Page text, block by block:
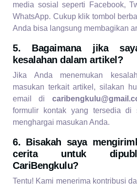
media sosial seperti Facebook,
WhatsApp. Cukup klik tombol
Anda bisa langsung membagikan
5. Bagaimana jika
kesalahan dalam artikel?
Jika Anda menemukan
masukan terkait artikel, silakan
email di
formulir kontak yang tersedia di
menghargai masukan Anda.
6. Bisakah saya
cerita untuk
CariBengkulu?
Tentu! Kami menerima kontribusi